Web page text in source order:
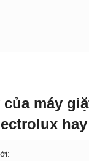
của máy